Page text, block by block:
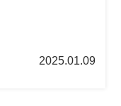
2025.01.09